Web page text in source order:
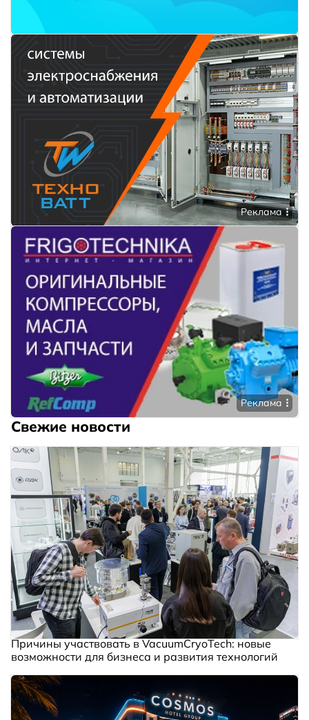
Реклама
Реклама
Свежие новости
Причины участвовать в VacuumCryoTech: новые
возможности для бизнеса и развития технологий